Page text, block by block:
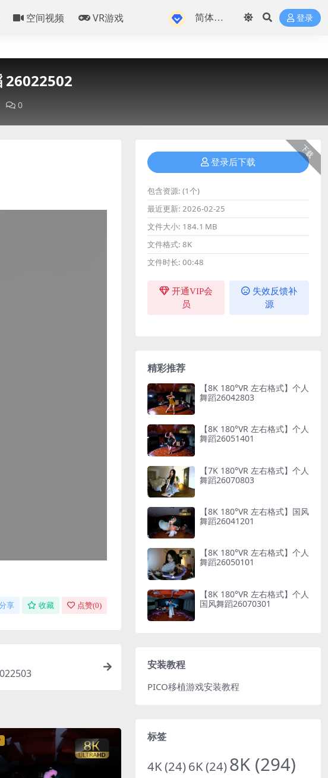
空间视频 VR游戏 登录
26022502
0
享 收藏 点赞(0)
下载
登录后下载
包含资源: (1个)
最近更新: 2026-02-25
文件大小: 184.1 MB
文件格式: 8K
文件时长: 00:48
开通VIP会
员
失效反馈补
源
精彩推荐
【8K 180°VR 左右格式】个人
舞蹈26042803
【8K 180°VR 左右格式】个人
舞蹈26051401
【7K 180°VR 左右格式】个人
舞蹈26070803
【8K 180°VR 左右格式】国风
舞蹈26041201
【8K 180°VR 左右格式】个人
舞蹈26050101
【8K 180°VR 左右格式】个人
国风舞蹈26070301
安装教程
PICO移植游戏安装教程
标签
4K(24)6K(24)8K (294)